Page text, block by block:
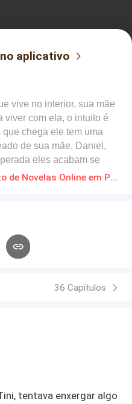
aplicativo
vive no interior, sua mãe
viver com ela, o intuito é
chega ele tem uma
de sua mãe, Daniel,
eles acabam se
é que Daniel tem uma
acostumado. Será que
Leia e descubra.
Lost In You Download gratuito de Novelas Online em PDF
36 Capítulos
tentava enxergar algo